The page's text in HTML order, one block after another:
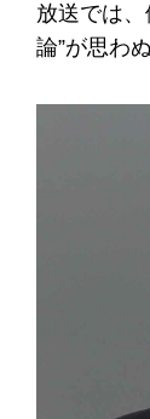
放送では
論”が思わ